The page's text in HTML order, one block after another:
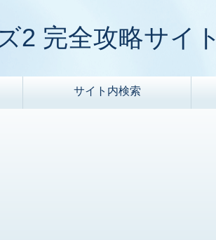
2 完全攻略サイト
サイト内検索